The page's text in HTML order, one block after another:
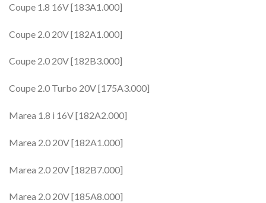
Coupe 1.8 16V [183A1.000]
Coupe 2.0 20V [182A1.000]
Coupe 2.0 20V [182B3.000]
Coupe 2.0 Turbo 20V [175A3.000]
Marea 1.8 i 16V [182A2.000]
Marea 2.0 20V [182A1.000]
Marea 2.0 20V [182B7.000]
Marea 2.0 20V [185A8.000]